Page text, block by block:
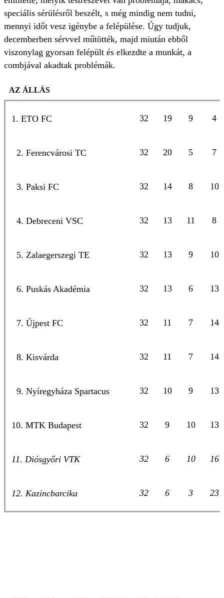
speciális sérülésről beszélt, s még mindig nem tudni,
mennyi időt vesz igénybe a felépülése. Úgy tudjuk,
decemberben sérvvel műtötték, majd miután ebből
viszonylag gyorsan felépült és elkezdte a munkát, a
combjával akadtak problémák.
1. ETO FC 32 19 9 4
2. Ferencvárosi TC 32 20 5 7
3. Paksi FC 32 14 8 10
4. Debreceni VSC 32 13 11 8
5. Zalaegerszegi TE 32 13 9 10
6. Puskás Akadémia 32 13 6 13
7. Újpest FC 32 11 7 14
8. Kisvárda 32 11 7 14
9. Nyíregyháza Spartacus 32 10 9 13
10. MTK Budapest 32 9 10 13
11. Diósgyőri VTK 32 6 10 16
12. Kazincbarcika 32 6 3 23
AZ ÁLLÁS